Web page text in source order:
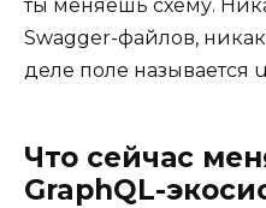
ты меняешь схему.
Swagger-файлов,
деле поле называется
Что сейчас
GraphQL-